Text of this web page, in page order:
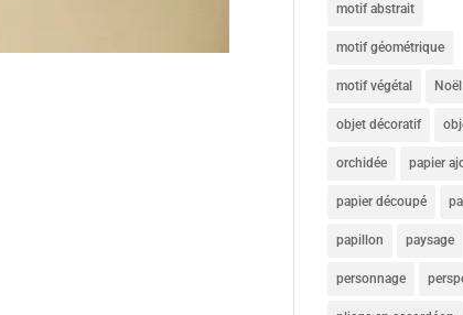
motif abstrait
motif géométrique
motif végétal Noël
objet décoratif
orchidée papier
papier découpé
papillon paysage
personnage